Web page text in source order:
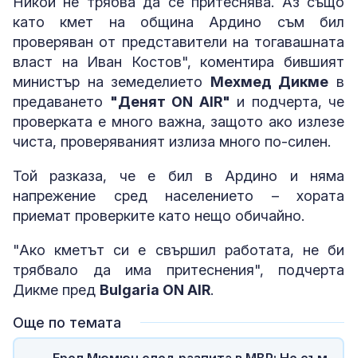
като кмет на община Ардино съм бил
проверяван от представители на тогавашната
власт на Иван Костов", коментира бившият
министър на земеделието Мехмед Дикме в
предаването "Денят ON AIR" и подчерта, че
проверката е много важна, защото ако излезе
чиста, проверяваният излиза много по-силен.
Той разказа, че е бил в Ардино и няма
напрежение сред населението – хората
приемат проверките като нещо обичайно.
"Ако кметът си е свършил работата, не би
трябвало да има притеснения", подчерта
Дикме пред Bulgaria ON AIR.
Още по темата